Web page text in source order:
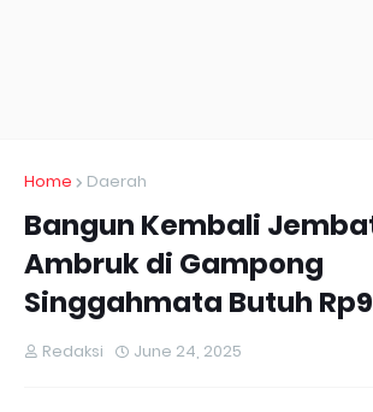
Home Daerah
Bangun Kembali
Ambruk di Gampong
Singgahmata Butuh
Redaksi June 24, 2025